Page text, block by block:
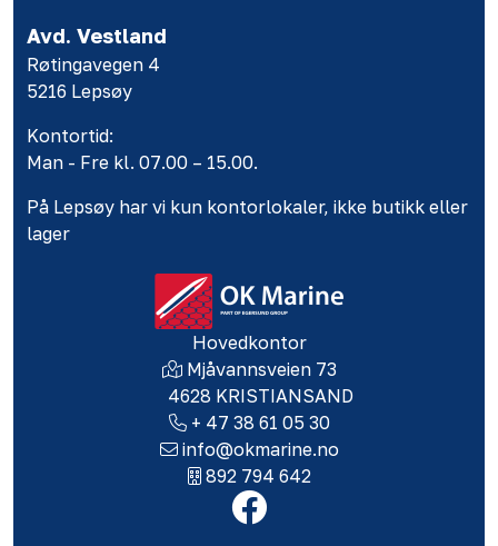
Avd. Vestland
Røtingavegen 4
5216 Lepsøy
Kontortid:
Man - Fre kl. 07.00 – 15.00.
På Lepsøy har vi kun kontorlokaler, ikke butikk eller
lager
Hovedkontor
Mjåvannsveien 73
4628 KRISTIANSAND
+ 47 38 61 05 30
info@okmarine.no
892 794 642